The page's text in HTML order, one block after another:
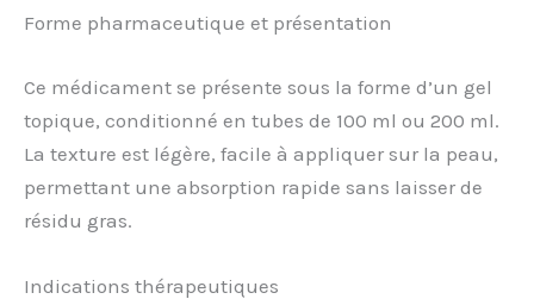
Forme pharmaceutique et présentation
Ce médicament se présente sous la forme d’un gel
topique, conditionné en tubes de 100 ml ou 200 ml.
La texture est légère, facile à appliquer sur la peau,
permettant une absorption rapide sans laisser de
résidu gras.
Indications thérapeutiques